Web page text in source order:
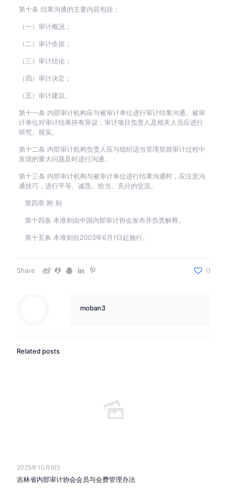
第十条 结果沟通的主要内容包括：
（一）审计概况；
（二）审计依据；
（三）审计结论；
（四）审计决定；
（五）审计建议。
第十一条 内部审计机构应与被审计单位进行审计结果沟通。被审
计单位对审计结果持有异议，审计项目负责人及相关人员应进行
研究、核实。
第十二条 内部审计机构负责人应与组织适当管理层就审计过程中
发现的重大问题及时进行沟通。
第十三条 内部审计机构与被审计单位进行结果沟通时，应注意沟
通技巧，进行平等、诚恳、恰当、充分的交流。
第四章 附 则
第十四条 本准则由中国内部审计协会发布并负责解释。
第十五条 本准则自2003年6月1日起施行。
Share 0
moban3
Related posts
2025年10月9日
吉林省内部审计协会会员与会费管理办法